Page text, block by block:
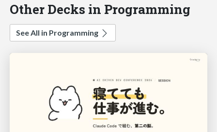
Other Decks in Programming
See All in Programming